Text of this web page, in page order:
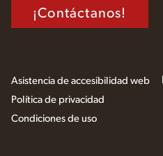
¡Contáctanos!
Asistencia de accesibilidad web
Política de privacidad
Condiciones de uso